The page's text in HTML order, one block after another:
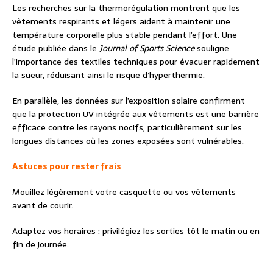
Les recherches sur la thermorégulation montrent que les
vêtements respirants et légers aident à maintenir une
température corporelle plus stable pendant l’effort. Une
étude publiée dans le Journal of Sports Sciencesouligne
l’importance des textiles techniques pour évacuer rapidement
la sueur, réduisant ainsi le risque d’hyperthermie.
En parallèle, les données sur l’exposition solaire confirment
que la protection UV intégrée aux vêtements est une barrière
efficace contre les rayons nocifs, particulièrement sur les
longues distances où les zones exposées sont vulnérables.
Astuces pour rester frais
Mouillez légèrement votre casquette ou vos vêtements
avant de courir.
Adaptez vos horaires : privilégiez les sorties tôt le matin ou en
fin de journée.